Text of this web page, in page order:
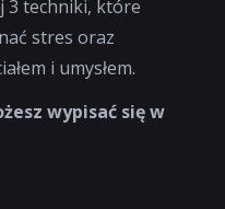
3 techniki, które
stres oraz
i umysłem.
wypisać się w